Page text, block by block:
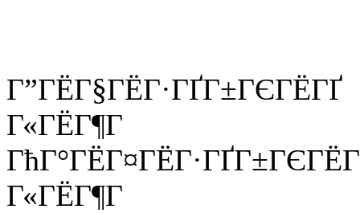
Г”ГЁГ§ГЁГ·ГҐГ±ГЄГЁГҐ
Г«ГЁГ¶Г
Г«ГЁГ¶Г